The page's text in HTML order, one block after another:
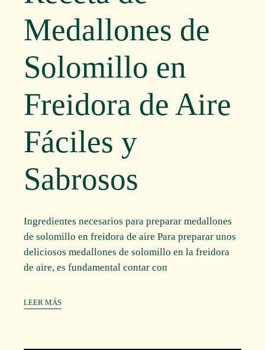
Medallones de
Solomillo en
Freidora de Aire
Fáciles y
Sabrosos
Ingredientes necesarios para preparar medallones
de solomillo en freidora de aire Para preparar unos
deliciosos medallones de solomillo en la freidora
de aire, es fundamental contar con
LEER MÁS